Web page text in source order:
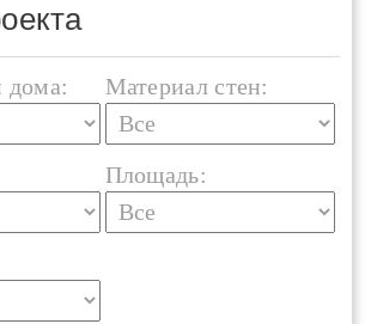
дома: Материал стен:
Площадь: